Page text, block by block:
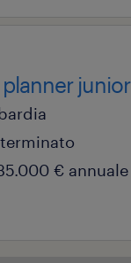
junior
€ annuale